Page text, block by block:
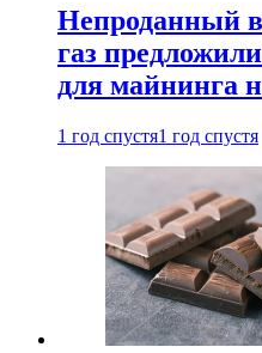
Непроданный
газ
для майнинга
1 год спустя1 год спустя